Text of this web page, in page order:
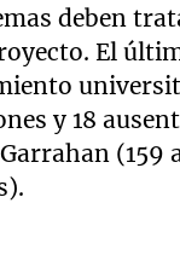
deben
El
y 18
(159